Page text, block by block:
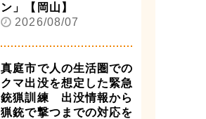
ン」【岡山】
2026/08/07
真庭市で人の生活圏での
クマ出没を想定した緊急
銃猟訓練 出没情報から
猟銃で撃つまでの対応を